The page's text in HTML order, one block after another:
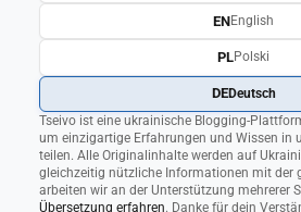
Tseivo ist eine ukrainische Blogging-
um einzigartige Erfahrungen und Wissen in
teilen. Alle Originalinhalte werden auf
gleichzeitig nützliche Informationen mit der
arbeiten wir an der Unterstützung mehrerer
Übersetzung erfahren. Danke für dein
ENEnglish
PLPolski
DEDeutsch